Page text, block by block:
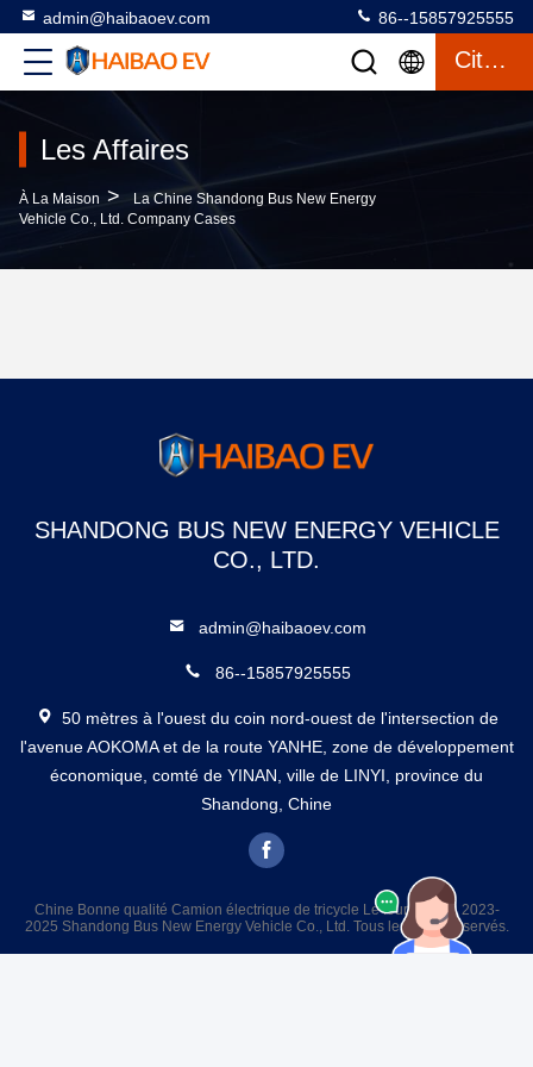
admin@haibaoev.com 86--15857925555
Citation
Les Affaires
À La Maison >
La Chine Shandong Bus New Energy
Vehicle Co., Ltd. Company Cases
SHANDONG BUS NEW ENERGY VEHICLE
CO., LTD.
admin@haibaoev.com
86--15857925555
50 mètres à l'ouest du coin nord-ouest de l'intersection de
l'avenue AOKOMA et de la route YANHE, zone de développement
économique, comté de YINAN, ville de LINYI, province du
Shandong, Chine
Chine Bonne qualité Camion électrique de tricycle Le fournisseur. 2023-
2025 Shandong Bus New Energy Vehicle Co., Ltd. Tous les droits réservés.